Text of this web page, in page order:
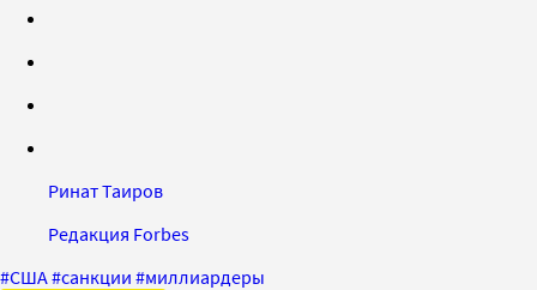
Ринат Таиров
Редакция Forbes
#США#санкции #миллиардеры